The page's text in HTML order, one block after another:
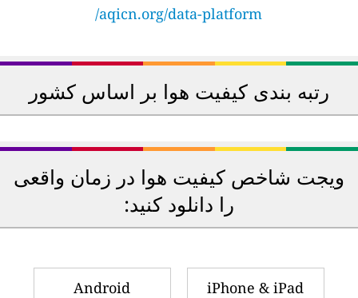
aqicn.org/data-platform/
رتبه بندی کیفیت هوا بر اساس کشور
ویجت شاخص کیفیت هوا در زمان واقعی
را دانلود کنید:
iPhone & iPad
Android